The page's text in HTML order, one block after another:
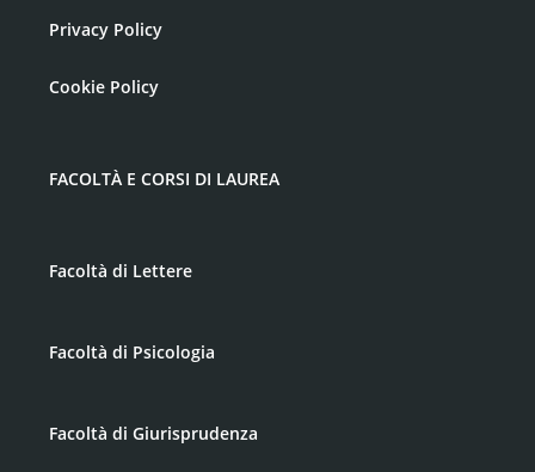
Privacy Policy
Cookie Policy
FACOLTÀ E CORSI DI LAUREA
Facoltà di Lettere
Facoltà di Psicologia
Facoltà di Giurisprudenza